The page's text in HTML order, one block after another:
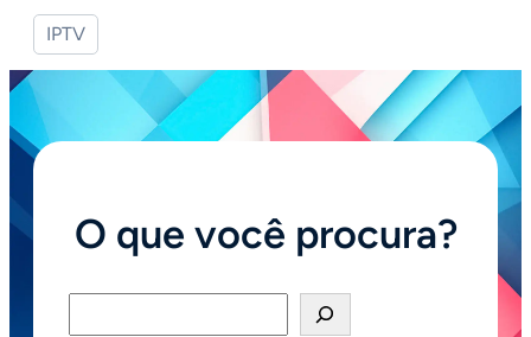
IPTV
O que você procura?